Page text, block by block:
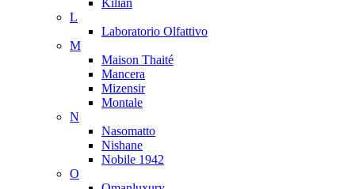
L
Laboratorio Olfattivo
M
Maison Thaité
Mancera
Mizensir
Montale
N
Nasomatto
Nishane
Nobile 1942
O